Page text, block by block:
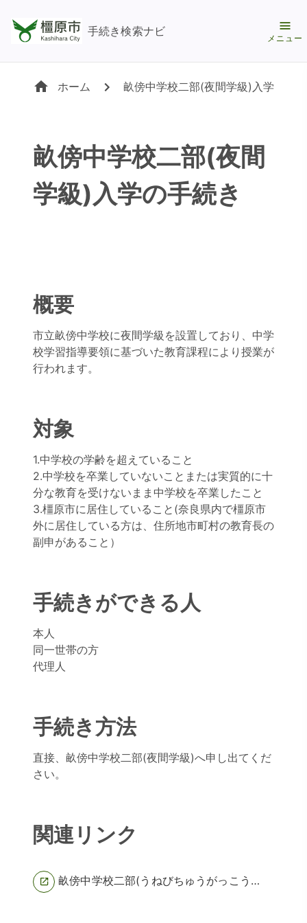
手続き検索ナビ
メニュー
ホーム 畝傍中学校二部(夜間学級)入学の手
畝傍中学校二部(夜間
学級)入学の手続き
概要
市立畝傍中学校に夜間学級を設置しており、中学
校学習指導要領に基づいた教育課程により授業が
行われます。
対象
1.中学校の学齢を超えていること
2.中学校を卒業していないことまたは実質的に十
分な教育を受けないまま中学校を卒業したこと
3.橿原市に居住していること(奈良県内で橿原市
外に居住している方は、住所地市町村の教育長の
副申があること）
手続きができる人
本人
同一世帯の方
代理人
手続き方法
直接、畝傍中学校二部(夜間学級)へ申し出てくだ
さい。
関連リンク
畝傍中学校二部(うねびちゅうがっこうにぶ) トップページようこそ